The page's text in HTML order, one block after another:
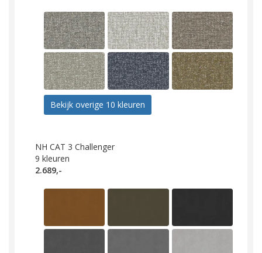
Bekijk overige 10 kleuren
NH CAT 3 Challenger
9 kleuren
2.689,-